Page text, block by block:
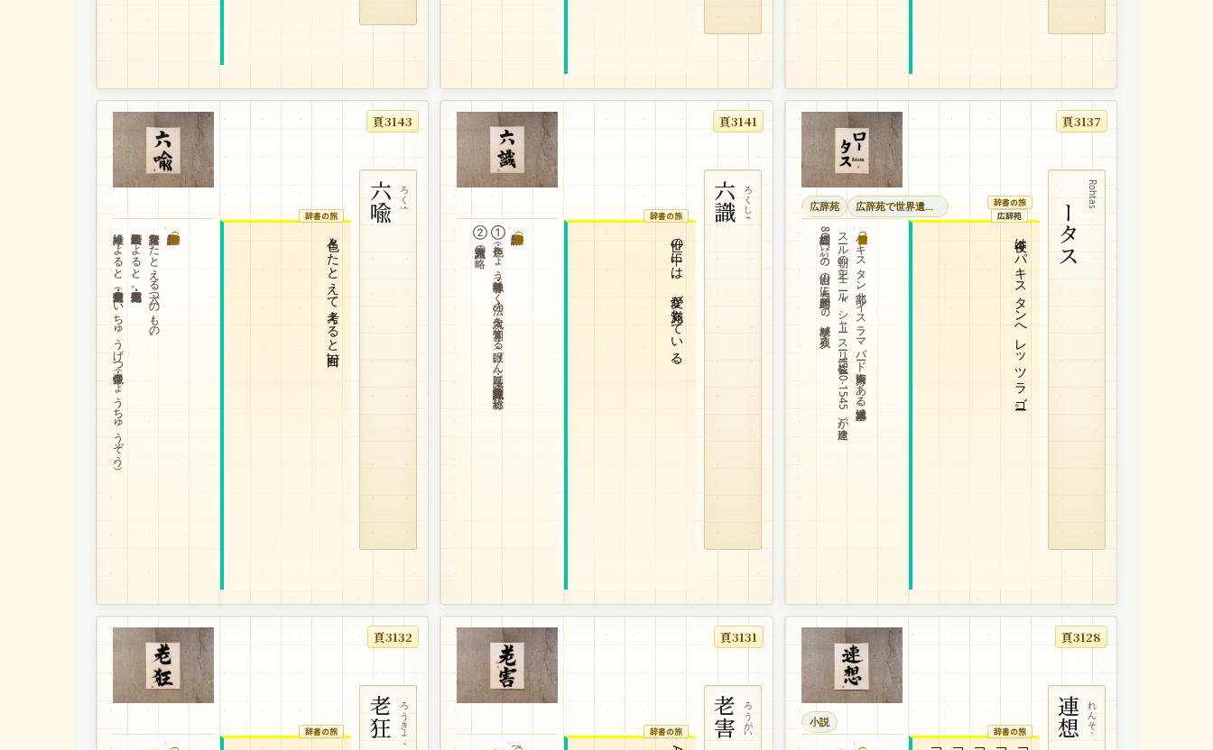
頁3143
辞書の旅
色々とたとえて考えると面白い。
諸行無常をたとえる六つのもの。
金剛般若経によると、夢・幻・泡・影・露・電。
維摩経によると、幻・電・夢・炎・水中月（すいちゅうげつ）・鏡中像（きょうちゅうぞう）。
六喩 ろくゆ
頁3141
辞書の旅
世の中には、愛が充満している。
①色・声（しょう）・香・味・触（そく）・法の六境を知覚する眼（げん）識・耳（に）識・鼻識・舌識・身識・意識の総称。
②第六意識の略。
六識 ろくしき
頁3137
広辞苑 広辞苑で世界遺産巡り
辞書の旅
広辞苑
今夜はパキスタンへレッツラゴー。
パキスタン北部、イスラマバード南東方にある城塞遺跡。
スール朝の王シェール=シャー=スーリー（在位1540-1545）が建造。
標高約800㍍の岩山の上に周囲約4㌖の城壁が残る...
ロータス Rohtas
頁3132
辞書の旅 老狂 ろうきょう
頁3131
辞書の旅 老害 ろうがい
頁3128
小説
辞書の旅 連想 れんそう